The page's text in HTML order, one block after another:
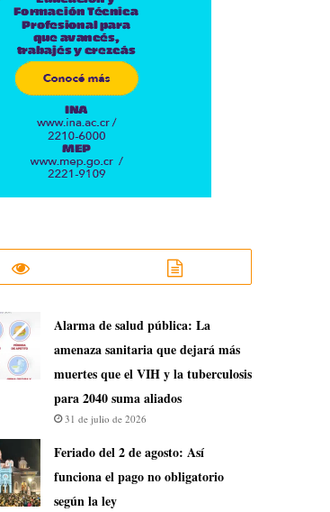
​Alarma de salud pública: La
amenaza sanitaria que dejará más
muertes que el VIH y la tuberculosis
para 2040 suma aliados
31 de julio de 2026
Feriado del 2 de agosto: Así
funciona el pago no obligatorio
según la ley